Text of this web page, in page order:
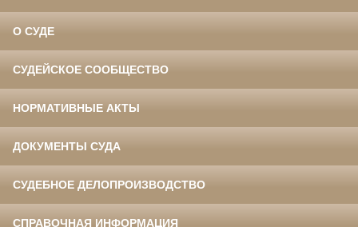
О СУДЕ
СУДЕЙСКОЕ СООБЩЕСТВО
НОРМАТИВНЫЕ АКТЫ
ДОКУМЕНТЫ СУДА
СУДЕБНОЕ ДЕЛОПРОИЗВОДСТВО
СПРАВОЧНАЯ ИНФОРМАЦИЯ